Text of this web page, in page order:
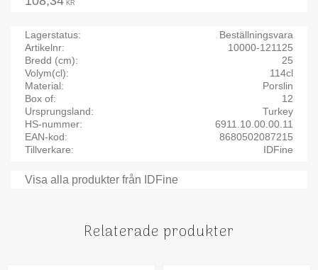
KR
Lagerstatus
Beställningsvara
Artikelnr
10000-121125
Bredd (cm)
25
Volym(cl)
114cl
Material
Porslin
Box of
12
Ursprungsland
Turkey
HS-nummer
6911.10.00.00.11
EAN-kod
8680502087215
Tillverkare
IDFine
Visa alla produkter från IDFine
Relaterade produkter